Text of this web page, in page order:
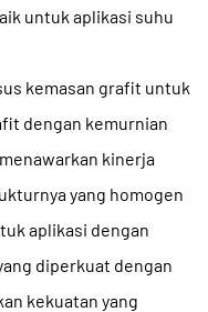
untuk aplikasi suhu
kemasan grafit untuk
dengan kemurnian
kinerja
yang homogen
aplikasi dengan
diperkuat dengan
kekuatan yang